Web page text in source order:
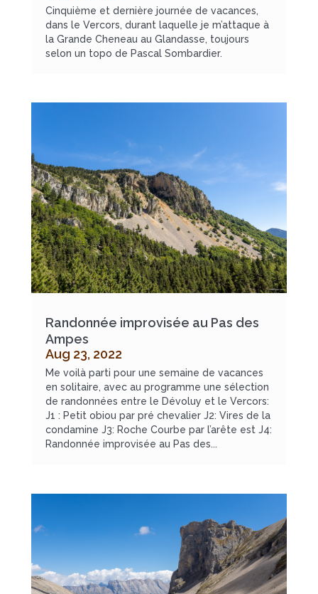
Cinquième et dernière journée de vacances,
dans le Vercors, durant laquelle je m’attaque à
la Grande Cheneau au Glandasse, toujours
selon un topo de Pascal Sombardier.
Randonnée improvisée au Pas des
Ampes
Aug 23, 2022
Me voilà parti pour une semaine de vacances
en solitaire, avec au programme une sélection
de randonnées entre le Dévoluy et le Vercors:
J1 : Petit obiou par pré chevalier J2: Vires de la
condamine J3: Roche Courbe par l’arête est J4:
Randonnée improvisée au Pas des...